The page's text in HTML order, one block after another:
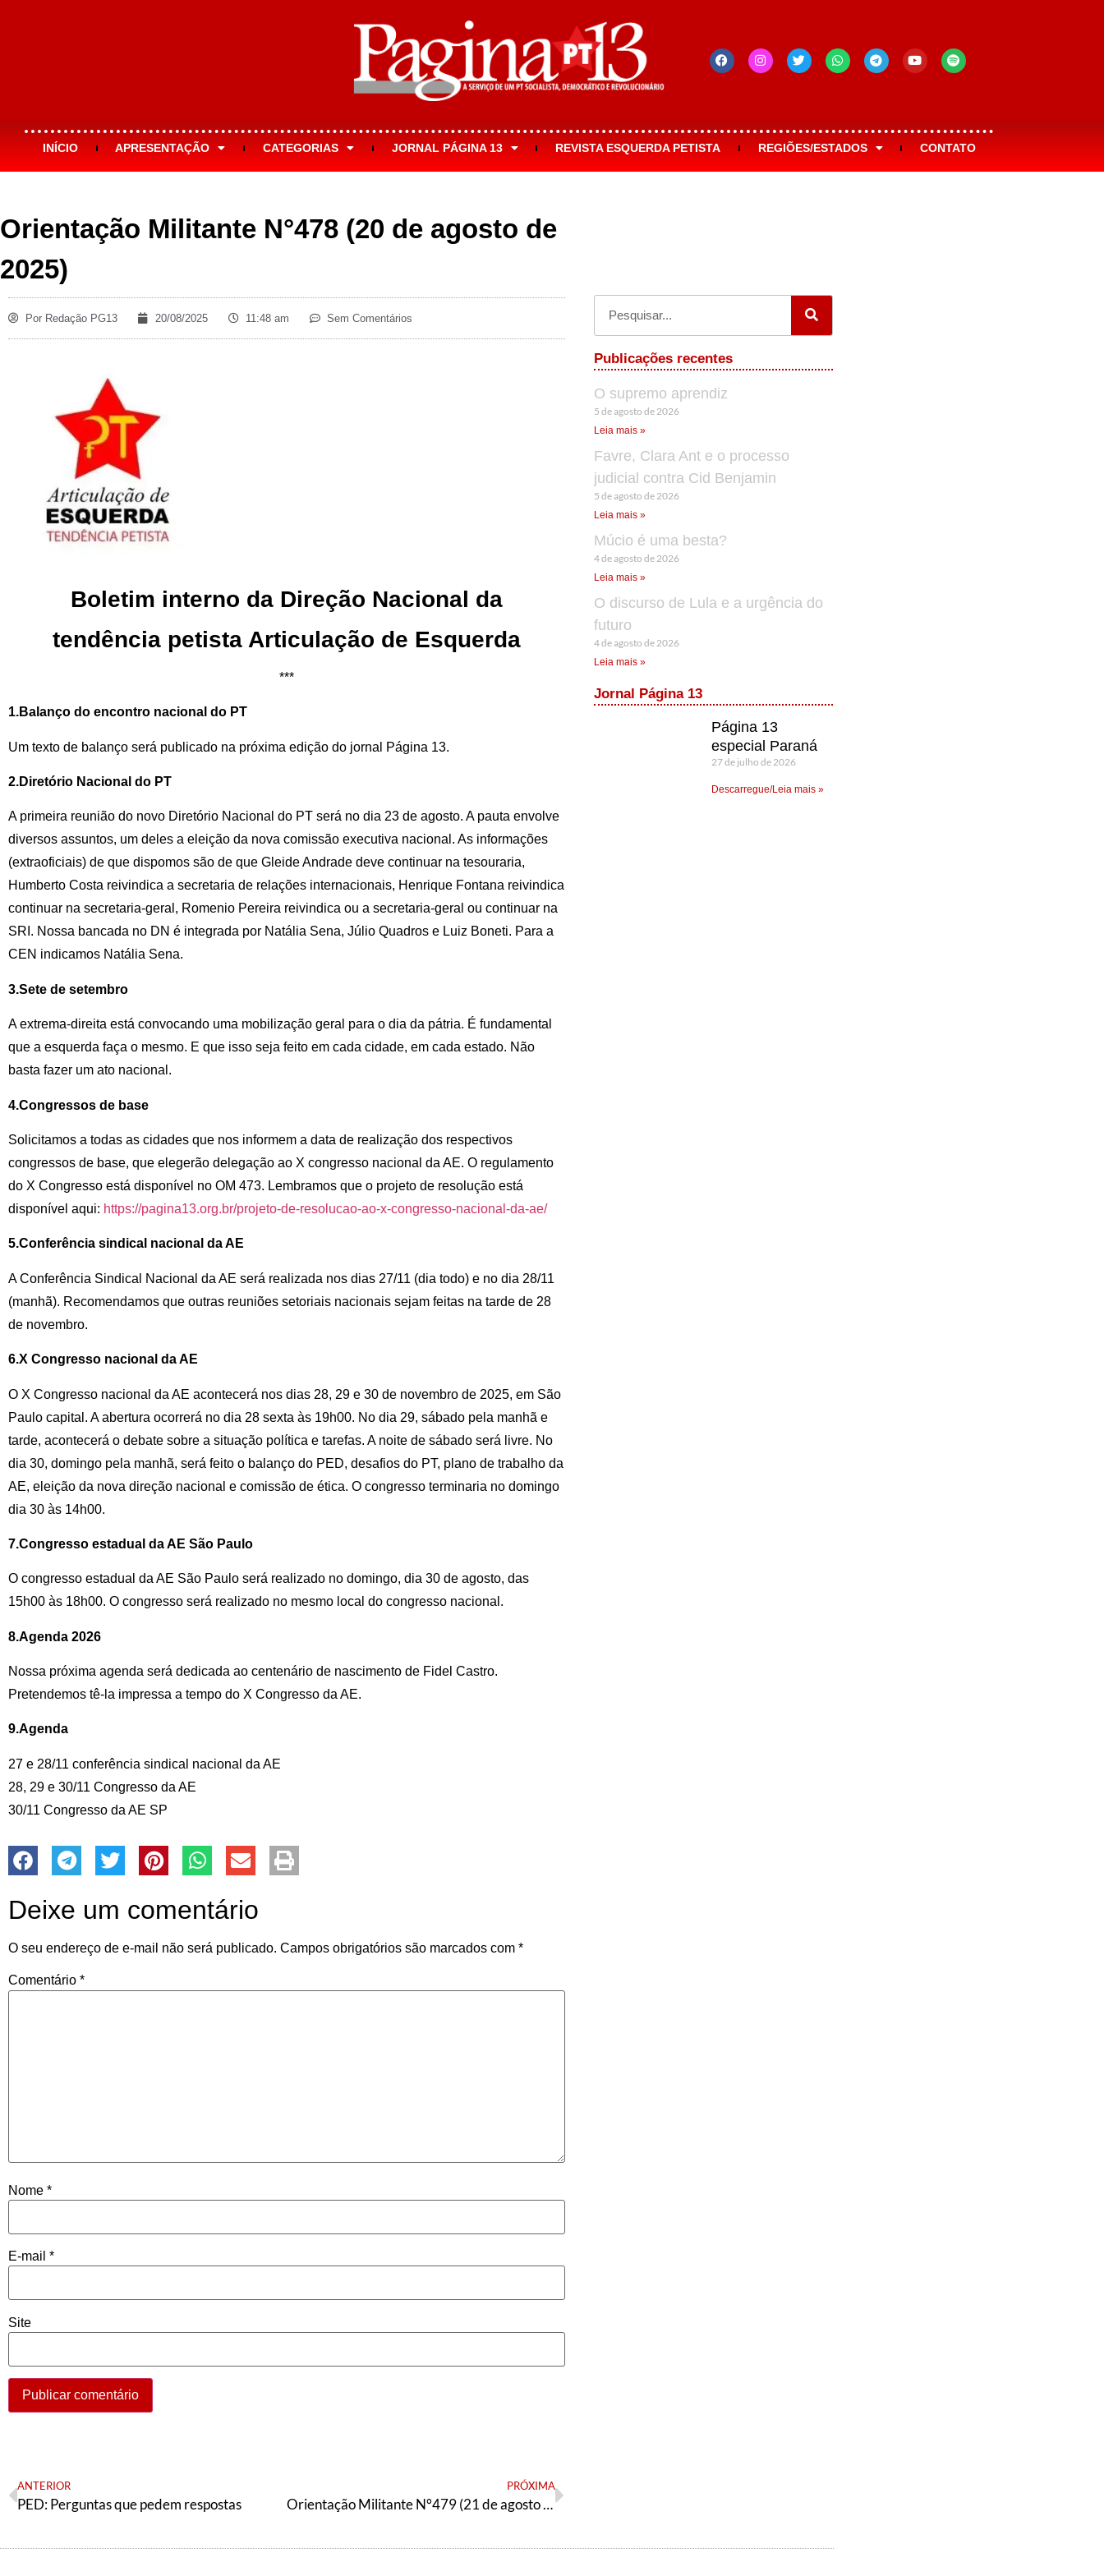
INÍCIO APRESENTAÇÃO CATEGORIAS JORNAL PÁGINA 13 REVISTA ESQUERDA PETISTA REGIÕES/ESTADOS CONTATO
Orientação Militante N°478 (20 de agosto de
2025)
Por Redação PG13 20/08/2025 11:48 am Sem Comentários
Boletim interno da Direção Nacional da
tendência petista Articulação de Esquerda
***
1.Balanço do encontro nacional do PT
Um texto de balanço será publicado na próxima edição do jornal Página 13.
2.Diretório Nacional do PT
A primeira reunião do novo Diretório Nacional do PT será no dia 23 de agosto. A pauta envolve
diversos assuntos, um deles a eleição da nova comissão executiva nacional. As informações
(extraoficiais) de que dispomos são de que Gleide Andrade deve continuar na tesouraria,
Humberto Costa reivindica a secretaria de relações internacionais, Henrique Fontana reivindica
continuar na secretaria-geral, Romenio Pereira reivindica ou a secretaria-geral ou continuar na
SRI. Nossa bancada no DN é integrada por Natália Sena, Júlio Quadros e Luiz Boneti. Para a
CEN indicamos Natália Sena.
3.Sete de setembro
A extrema-direita está convocando uma mobilização geral para o dia da pátria. É fundamental
que a esquerda faça o mesmo. E que isso seja feito em cada cidade, em cada estado. Não
basta fazer um ato nacional.
4.Congressos de base
Solicitamos a todas as cidades que nos informem a data de realização dos respectivos
congressos de base, que elegerão delegação ao X congresso nacional da AE. O regulamento
do X Congresso está disponível no OM 473. Lembramos que o projeto de resolução está
disponível aqui: https://pagina13.org.br/projeto-de-resolucao-ao-x-congresso-nacional-da-ae/
5.Conferência sindical nacional da AE
A Conferência Sindical Nacional da AE será realizada nos dias 27/11 (dia todo) e no dia 28/11
(manhã). Recomendamos que outras reuniões setoriais nacionais sejam feitas na tarde de 28
de novembro.
6.X Congresso nacional da AE
O X Congresso nacional da AE acontecerá nos dias 28, 29 e 30 de novembro de 2025, em São
Paulo capital. A abertura ocorrerá no dia 28 sexta às 19h00. No dia 29, sábado pela manhã e
tarde, acontecerá o debate sobre a situação política e tarefas. A noite de sábado será livre. No
dia 30, domingo pela manhã, será feito o balanço do PED, desafios do PT, plano de trabalho da
AE, eleição da nova direção nacional e comissão de ética. O congresso terminaria no domingo
dia 30 às 14h00.
7.Congresso estadual da AE São Paulo
O congresso estadual da AE São Paulo será realizado no domingo, dia 30 de agosto, das
15h00 às 18h00. O congresso será realizado no mesmo local do congresso nacional.
8.Agenda 2026
Nossa próxima agenda será dedicada ao centenário de nascimento de Fidel Castro.
Pretendemos tê-la impressa a tempo do X Congresso da AE.
9.Agenda
27 e 28/11 conferência sindical nacional da AE
28, 29 e 30/11 Congresso da AE
30/11 Congresso da AE SP
Deixe um comentário
O seu endereço de e-mail não será publicado. Campos obrigatórios são marcados com *
Comentário *
Nome *
E-mail *
Site
ANTERIOR
PED: Perguntas que pedem respostas
PRÓXIMA
Orientação Militante N°479 (21 de agosto de 2025)
Publicações recentes
O supremo aprendiz
5 de agosto de 2026
Leia mais »
Favre, Clara Ant e o processo
judicial contra Cid Benjamin
5 de agosto de 2026
Leia mais »
Múcio é uma besta?
4 de agosto de 2026
Leia mais »
O discurso de Lula e a urgência do
futuro
4 de agosto de 2026
Leia mais »
Jornal Página 13
Página 13
especial Paraná
27 de julho de 2026
Descarregue/Leia mais »